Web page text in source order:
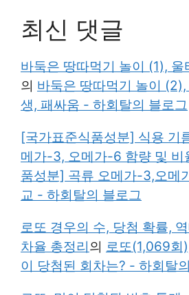
최신 댓글
바둑은 땅따먹기 놀이 (1),
의 바둑은 땅따먹기 놀이
생, 패싸움 - 하회탈의 블로그
[국가표준식품성분] 식용 기
메가-3, 오메가-6 함량 및 비
품성분] 곡류 오메가-3,오메
교 - 하회탈의 블로그
로또 경우의 수, 당첨 확률,
차율 총정리의 로또(1,069회
이 당첨된 회차는? - 하회탈